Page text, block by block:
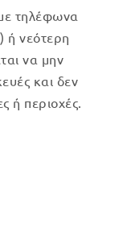
τηλέφωνα
ή νεότερη
να μην
και δεν
ή περιοχές.